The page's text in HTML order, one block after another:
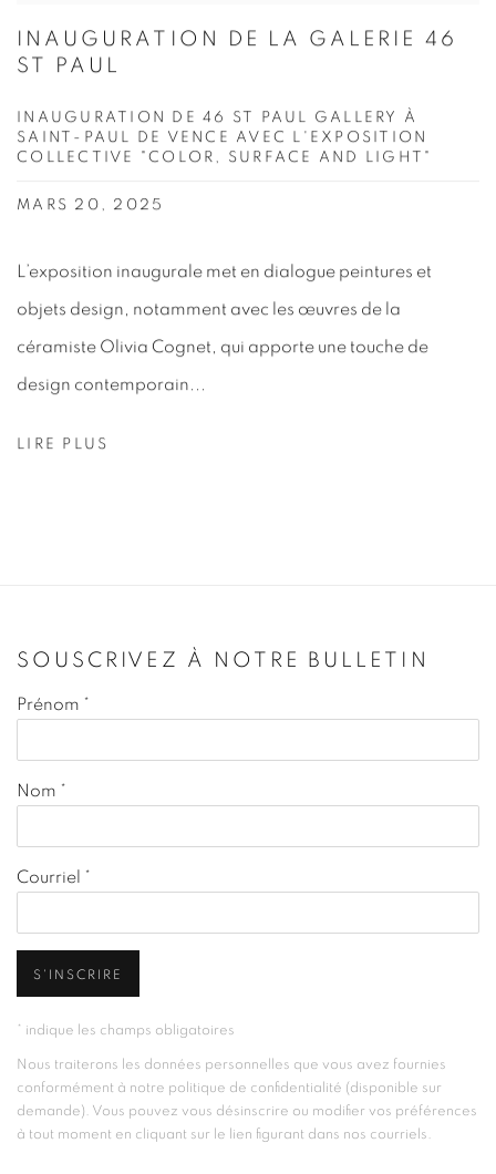
INAUGURATION DE LA GALERIE 46
ST PAUL
INAUGURATION DE 46 ST PAUL GALLERY À
SAINT-PAUL DE VENCE AVEC L'EXPOSITION
COLLECTIVE "COLOR, SURFACE AND LIGHT"
MARS 20, 2025
L’exposition inaugurale met en dialogue peintures et
objets design, notamment avec les œuvres de la
céramiste Olivia Cognet, qui apporte une touche de
design contemporain...
LIRE PLUS
SOUSCRIVEZ À NOTRE BULLETIN
Prénom *
Nom *
Courriel *
S'INSCRIRE
* indique les champs obligatoires
Nous traiterons les données personnelles que vous avez fournies
conformément à notre politique de confidentialité (disponible sur
demande). Vous pouvez vous désinscrire ou modifier vos préférences
à tout moment en cliquant sur le lien figurant dans nos courriels.